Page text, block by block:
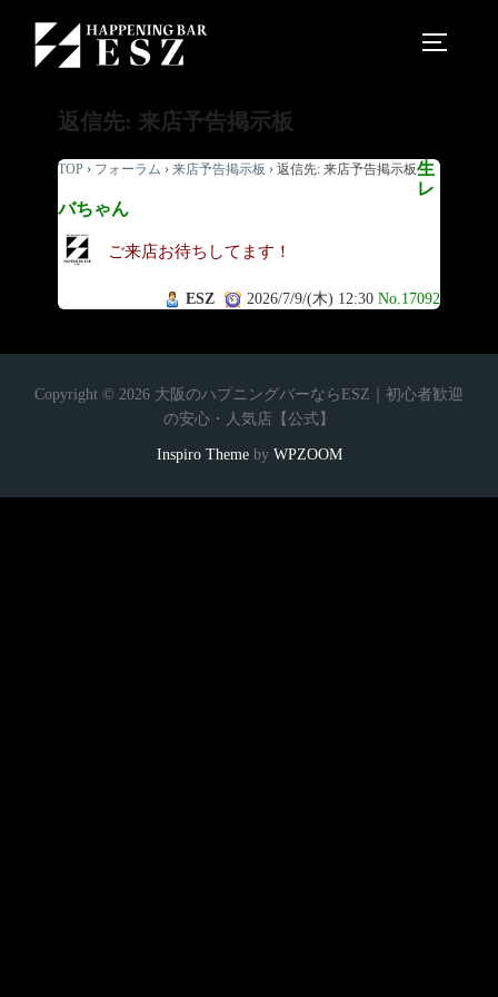
返信先: 来店予告掲示板
TOP › フォーラム › 来店予告掲示板 › 返信先: 来店予告掲示板生
レ
バちゃん
ご来店お待ちしてます！
ESZ 2026/7/9/(木) 12:30 No.17092
Copyright © 2026 大阪のハプニングバーならESZ｜初心者歓迎
の安心・人気店【公式】
Inspiro Themeby WPZOOM